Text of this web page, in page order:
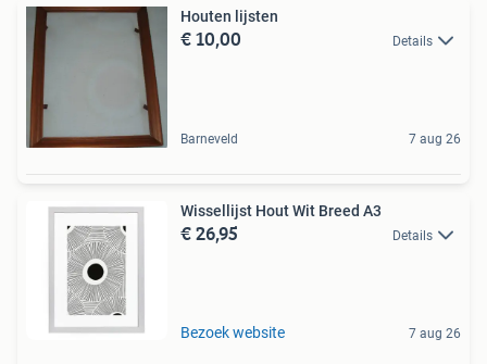
Houten lijsten
€ 10,00 Details
Barneveld 7 aug 26
Wissellijst Hout Wit Breed A3
€ 26,95 Details
Bezoek website 7 aug 26